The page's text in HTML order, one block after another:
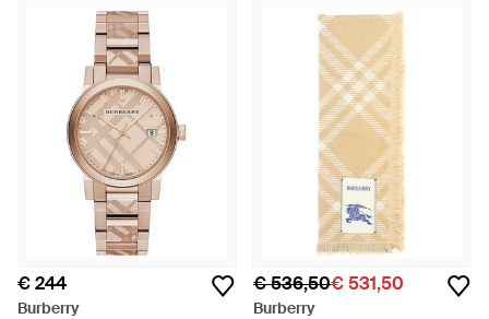
€ 244
Burberry
€ 536,50€ 531,50
Burberry